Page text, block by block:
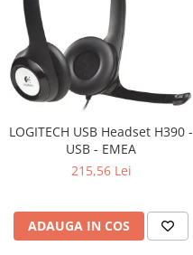
Multimedia
Foto & Video
Cloud si Aplicatii SaaS
Sisteme Videoconferinta
Securitate Date
LOGITECH USB Headset H390 -
USB - EMEA
215,56 Lei
ADAUGA IN COS